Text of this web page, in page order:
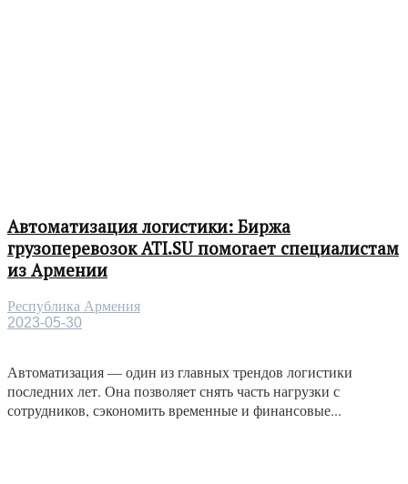
Автоматизация логистики: Биржа
грузоперевозок ATI.SU помогает специалистам
из Армении
Республика Армения
2023-05-30
Автоматизация — один из главных трендов логистики
последних лет. Она позволяет снять часть нагрузки с
сотрудников, сэкономить временные и финансовые...